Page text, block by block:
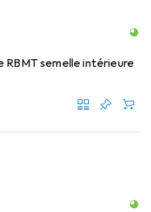
RBMT semelle intérieure